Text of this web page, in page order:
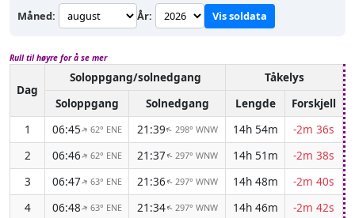
Måned: År: Vis soldata
Rull til høyre for å se mer
Dag
Soloppgang/solnedgang Tåkelys
Soloppgang
Solnedgang Lengde
Forskjell
1
06:45↑ 62° ENE 21:39↑ 298° WNW 14h 54m
-2m 36s
2
06:46↑ 62° ENE 21:37↑ 297° WNW 14h 51m
-2m 38s
3
06:47↑ 63° ENE 21:36↑ 297° WNW 14h 48m
-2m 40s
4
06:48↑ 63° ENE 21:34↑ 297° WNW 14h 46m
-2m 42s